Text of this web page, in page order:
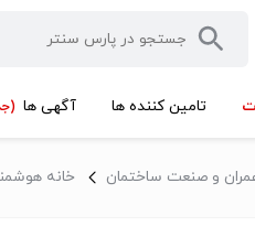
تامین کننده ها آگهی ها
و صنعت ساختمان خانه